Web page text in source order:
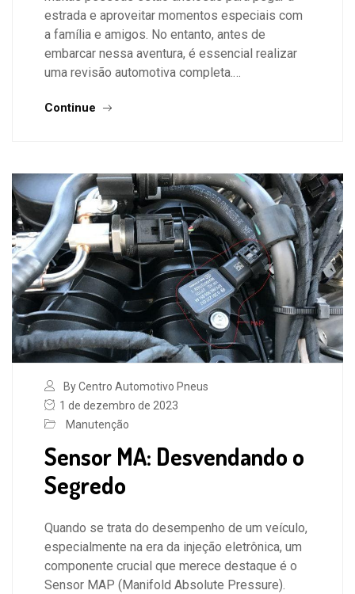
estrada e aproveitar momentos especiais com
a família e amigos. No entanto, antes de
embarcar nessa aventura, é essencial realizar
uma revisão automotiva completa.…
Continue
By Centro Automotivo Pneus
1 de dezembro de 2023
Manutenção
Sensor MA: Desvendando o
Segredo
Quando se trata do desempenho de um veículo,
especialmente na era da injeção eletrônica, um
componente crucial que merece destaque é o
Sensor MAP (Manifold Absolute Pressure).